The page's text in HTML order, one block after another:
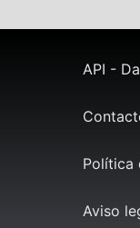
API -
Política
Aviso